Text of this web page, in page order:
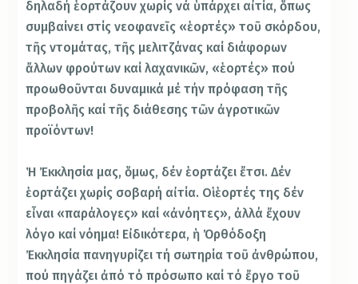
δηλαδή ἑορτάζουν χωρίς νά ὑπάρχει αἰτία, ὅπως
συμβαίνει στίς νεοφανεῖς «ἑορτές» τοῦ σκόρδου,
τῆς ντομάτας, τῆς μελιτζάνας καί διάφορων
ἄλλων φρούτων καί λαχανικῶν, «ἑορτές» πού
προωθοῦνται δυναμικά μέ τήν πρόφαση τῆς
προβολῆς καί τῆς διάθεσης τῶν ἀγροτικῶν
προϊόντων!
Ἡ Ἐκκλησία μας, ὅμως, δέν ἑορτάζει ἔτσι. Δέν
ἑορτάζει χωρίς σοβαρή αἰτία. Οἱ ἑορτές της δέν
εἶναι «παράλογες» καί «ἀνόητες», ἀλλά ἔχουν
λόγο καί νόημα! Εἰδικότερα, ἡ Ὀρθόδοξη
Ἐκκλησία πανηγυρίζει τή σωτηρία τοῦ ἀνθρώπου,
πού πηγάζει ἀπό τό πρόσωπο καί τό ἔργο τοῦ